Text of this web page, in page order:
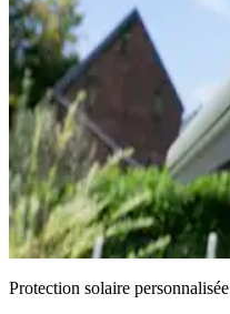
Protection solaire personnalisée